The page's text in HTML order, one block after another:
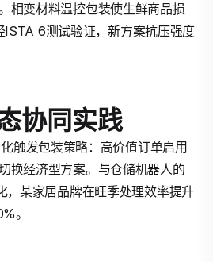
相变材料温控包装使生鲜商品损
6测试验证，新方案抗压强度
协同实践
触发包装策略：高价值订单启用
换经济型方案。与仓储机器人的
，某家居品牌在旺季处理效率提升
。